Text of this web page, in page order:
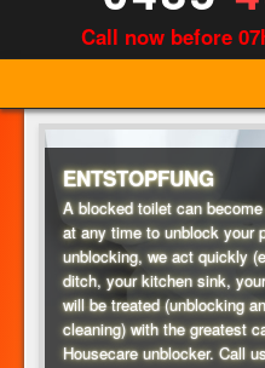
Call now before
KLEMPNER
HEIZUNG
ENTSTOPFUNG
A blocked toilet can
at any time to unblock your
unblocking, we act quickly
ditch, your kitchen sink,
will be treated (unblocking
cleaning) with the greatest
Housecare unblocker. Call